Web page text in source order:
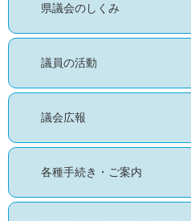
県議会のしくみ
議員の活動
議会広報
各種手続き・ご案内